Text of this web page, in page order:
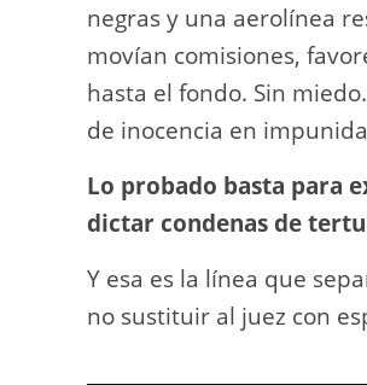
negras y una aerolínea
movían comisiones,
hasta el fondo. Sin
de inocencia en
Lo probado basta para
dictar condenas de
Y esa es la línea que
no sustituir al juez con